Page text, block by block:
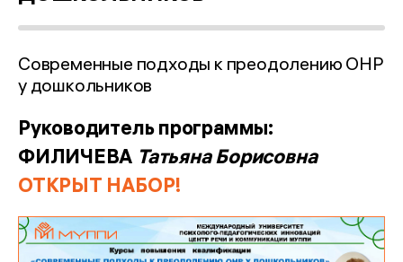
Современные подходы к преодолению ОНР
у дошкольников
Руководитель программы:
ФИЛИЧЕВА Татьяна Борисовна
ОТКРЫТ НАБОР!